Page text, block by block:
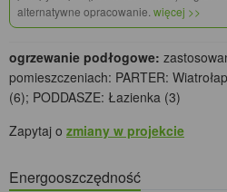
alternatywne opracowanie. więcej >>
ogrzewanie podłogowe:
pomieszczeniach: PARTER:
(6); PODDASZE: Łazienka (3)
Zapytaj o zmiany w projekcie
Energooszczędność